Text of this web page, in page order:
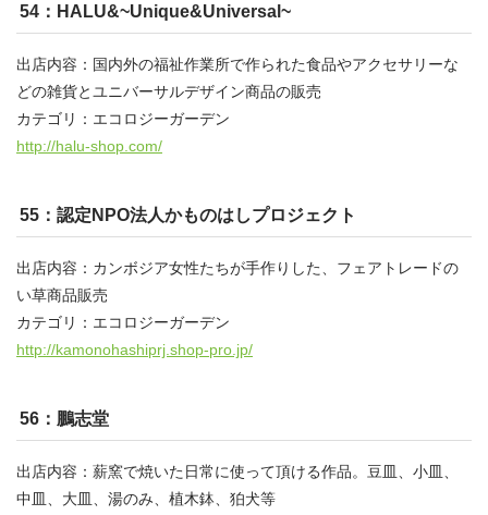
54：HALU&~Unique&Universal~
出店内容：国内外の福祉作業所で作られた食品やアクセサリーな
どの雑貨とユニバーサルデザイン商品の販売
カテゴリ：エコロジーガーデン
http://halu-shop.com/
55：認定NPO法人かものはしプロジェクト
出店内容：カンボジア女性たちが手作りした、フェアトレードの
い草商品販売
カテゴリ：エコロジーガーデン
http://kamonohashiprj.shop-pro.jp/
56：鵬志堂
出店内容：薪窯で焼いた日常に使って頂ける作品。豆皿、小皿、
中皿、大皿、湯のみ、植木鉢、狛犬等